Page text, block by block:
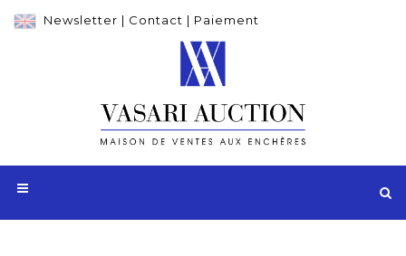
Newsletter | Contact | Paiement